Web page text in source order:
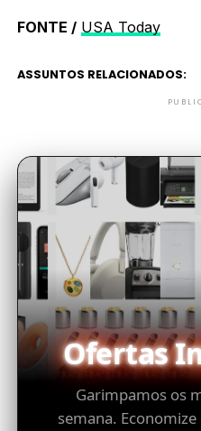
FONTE / USA Today
ASSUNTOS RELACIONADOS:
Ofertas
Garimpamos os
semana.